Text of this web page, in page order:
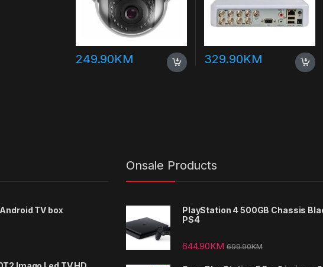
249.90KM 329.90KM
TV box
Onsale Products
PlayStation 4 500GB Chassis
PS4
644.90KM 699.90KM